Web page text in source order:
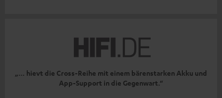
„… hievt die Cross-Reihe mit einem bärenstarken Akku und
App-Support in die Gegenwart.“